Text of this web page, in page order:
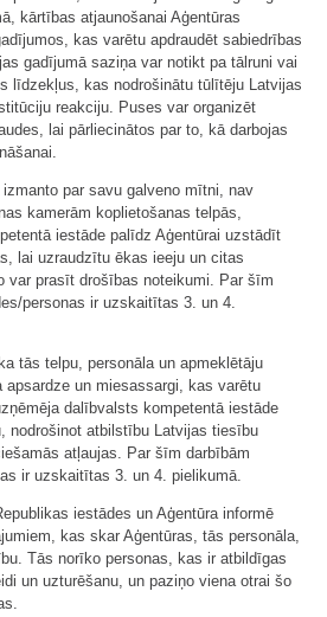
kārtības atjaunošanai Aģentūras
kas varētu apdraudēt sabiedrības
gadījumā saziņa var notikt pa tālruni vai
līdzekļus, kas nodrošinātu tūlītēju Latvijas
reakciju. Puses var organizēt
lai pārliecinātos par to, kā darbojas
par savu galveno mītni, nav
kamerām koplietošanas telpās,
iestāde palīdz Aģentūrai uzstādīt
lai uzraudzītu ēkas ieeju un citas
var prasīt drošības noteikumi. Par šīm
personas ir uzskaitītas 3. un 4.
tās telpu, personāla un apmeklētāju
un miesassargi, kas varētu
dalībvalsts kompetentā iestāde
nodrošinot atbilstību Latvijas tiesību
atļaujas. Par šīm darbībām
ir uzskaitītas 3. un 4. pielikumā.
iestādes un Aģentūra informē
kas skar Aģentūras, tās personāla,
Tās norīko personas, kas ir atbildīgas
un uzturēšanu, un paziņo viena otrai šo